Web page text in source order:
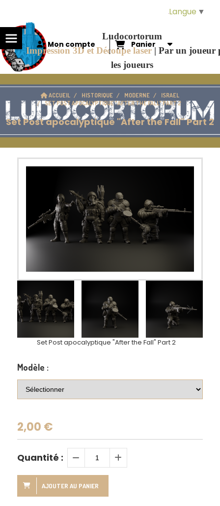
Ludocortorum
Impression 3D et Découpe laser |Par un joueur
les joueurs
Mon compte Panier
ACCUEIL HISTORIQUE MODERNE
ISRAEL
SET POST APOCALYPTIQUE "AFTER THE FALL" PART 2
Set Post apocalyptique "After the Fall" Part 2
Set Post apocalyptique "After the Fall" Part 2
Modèle :
2,00 €
Quantité :
AJOUTER AU PANIER
Langue ▼